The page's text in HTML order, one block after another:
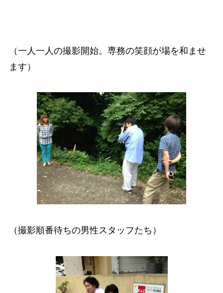
（一人一人の撮影開始。専務の笑顔が場を和ませ
ます）
（撮影順番待ちの男性スタッフたち）